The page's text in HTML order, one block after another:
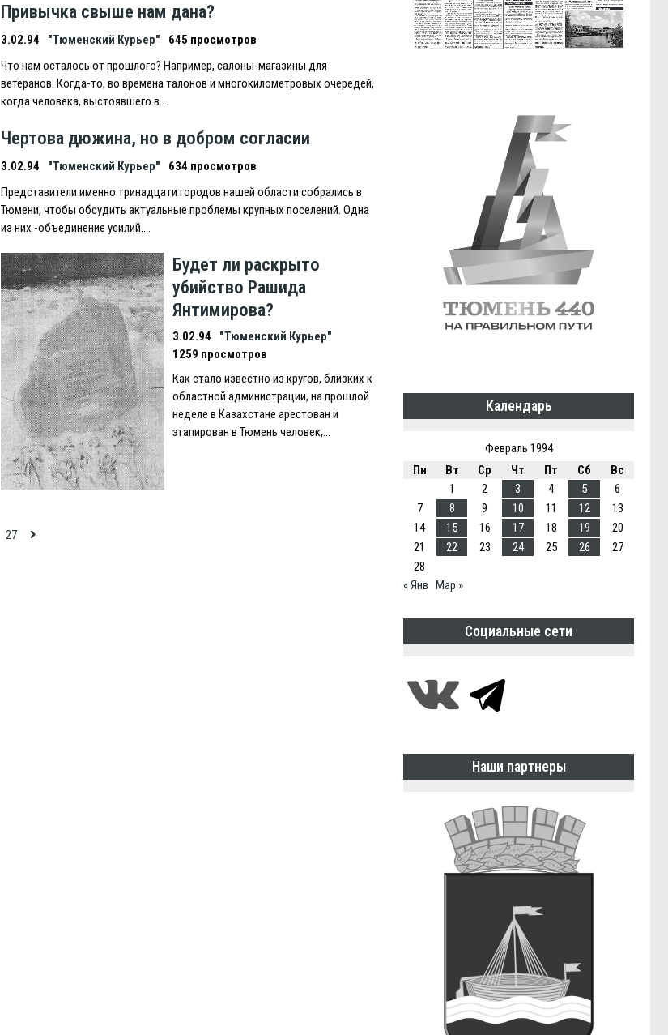
Привычка свыше нам дана?
3.02.94 "Тюменский Курьер"
645 просмотров
Что нам осталось от прошлого? Например, салоны-магазины для
ветеранов. Когда-то, во времена талонов и многокилометровых очередей,
когда человека, выстоявшего в…
Чертова дюжина, но в добром согласии
3.02.94 "Тюменский Курьер"
634 просмотров
Представители именно тринадцати городов нашей области собрались в
Тюмени, чтобы обсудить актуальные проблемы крупных поселений. Одна
из них -объединение усилий….
Будет ли раскрыто
убийство Рашида
Янтимирова?
3.02.94
"Тюменский Курьер"
1259 просмотров
Как стало известно из кругов, близких к
областной администрации, на прошлой
неделе в Казахстане арестован и
этапирован в Тюмень человек,…
27
Календарь
Февраль 1994
Пн
Вт Ср Чт Пт Сб
Вс
1
2 3 4 5
6
7
8 9 10 11 12
13
14
15 16 17 18 19
20
21
22 23 24 25 26
27
28
« Янв Мар »
Социальные сети
Наши партнеры